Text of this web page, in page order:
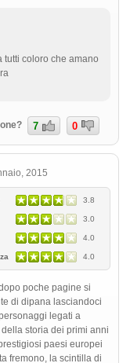
tutti coloro che amano
7 0
2015
3.8
3.0
4.0
4.0
poche pagine si
di dipana lasciandoci
legati a
storia dei primi anni
paesi europei
fremono, la scintilla di